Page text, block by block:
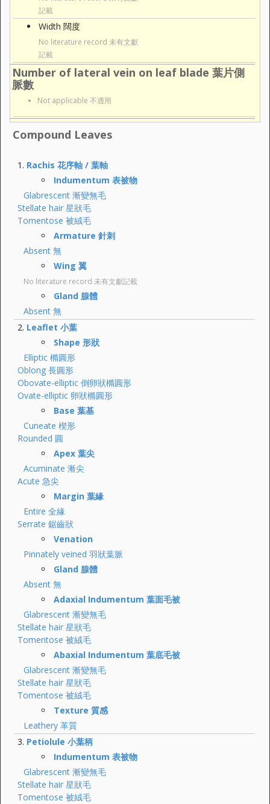
記載
Width 闊度
No literature record 未有文獻
記載
Number of lateral vein on leaf blade 葉片側
脈數
Not applicable 不適用
Compound Leaves
Rachis 花序軸 / 葉軸
Indumentum 表被物
Glabrescent 漸變無毛
Stellate hair 星狀毛
Tomentose 被絨毛
Armature 針刺
Absent 無
Wing 翼
No literature record 未有文獻記載
Gland 腺體
Absent 無
Leaflet 小葉
Shape 形狀
Elliptic 橢圓形
Oblong 長圓形
Obovate-elliptic 倒卵狀橢圓形
Ovate-elliptic 卵狀橢圓形
Base 葉基
Cuneate 楔形
Rounded 圓
Apex 葉尖
Acuminate 漸尖
Acute 急尖
Margin 葉緣
Entire 全緣
Serrate 鋸齒狀
Venation
Pinnately veined 羽狀葉脈
Gland 腺體
Absent 無
Adaxial Indumentum 葉面毛被
Glabrescent 漸變無毛
Stellate hair 星狀毛
Tomentose 被絨毛
Abaxial Indumentum 葉底毛被
Glabrescent 漸變無毛
Stellate hair 星狀毛
Tomentose 被絨毛
Texture 質感
Leathery 革質
Petiolule 小葉柄
Indumentum 表被物
Glabrescent 漸變無毛
Stellate hair 星狀毛
Tomentose 被絨毛